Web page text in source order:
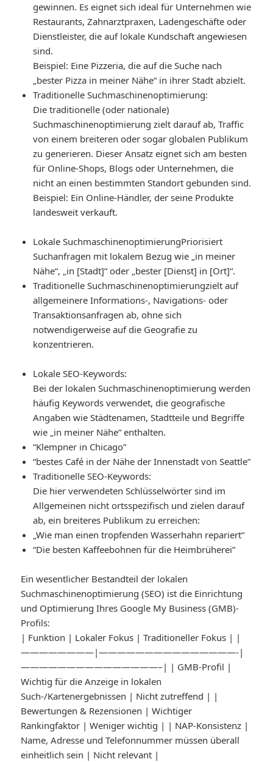
gewinnen. Es eignet sich ideal für Unternehmen wie
Restaurants, Zahnarztpraxen, Ladengeschäfte oder
Dienstleister, die auf lokale Kundschaft angewiesen
sind.
Beispiel: Eine Pizzeria, die auf die Suche nach
„bester Pizza in meiner Nähe“ in ihrer Stadt abzielt.
Traditionelle Suchmaschinenoptimierung:
Die traditionelle (oder nationale)
Suchmaschinenoptimierung zielt darauf ab, Traffic
von einem breiteren oder sogar globalen Publikum
zu generieren. Dieser Ansatz eignet sich am besten
für Online-Shops, Blogs oder Unternehmen, die
nicht an einen bestimmten Standort gebunden sind.
Beispiel: Ein Online-Händler, der seine Produkte
landesweit verkauft.
Lokale SuchmaschinenoptimierungPriorisiert
Suchanfragen mit lokalem Bezug wie „in meiner
Nähe“, „in [Stadt]“ oder „bester [Dienst] in [Ort]“.
Traditionelle Suchmaschinenoptimierungzielt auf
allgemeinere Informations-, Navigations- oder
Transaktionsanfragen ab, ohne sich
notwendigerweise auf die Geografie zu
konzentrieren.
Lokale SEO-Keywords:
Bei der lokalen Suchmaschinenoptimierung werden
häufig Keywords verwendet, die geografische
Angaben wie Städtenamen, Stadtteile und Begriffe
wie „in meiner Nähe“ enthalten.
“Klempner in Chicago”
“bestes Café in der Nähe der Innenstadt von Seattle”
Traditionelle SEO-Keywords:
Die hier verwendeten Schlüsselwörter sind im
Allgemeinen nicht ortsspezifisch und zielen darauf
ab, ein breiteres Publikum zu erreichen:
„Wie man einen tropfenden Wasserhahn repariert“
“Die besten Kaffeebohnen für die Heimbrüherei”
Ein wesentlicher Bestandteil der lokalen
Suchmaschinenoptimierung (SEO) ist die Einrichtung
und Optimierung Ihres Google My Business (GMB)-
Profils:
| Funktion | Lokaler Fokus | Traditioneller Fokus | |
————————|———————————————-|
———————————————–| | GMB-Profil |
Wichtig für die Anzeige in lokalen
Such-/Kartenergebnissen | Nicht zutreffend | |
Bewertungen & Rezensionen | Wichtiger
Rankingfaktor | Weniger wichtig | | NAP-Konsistenz |
Name, Adresse und Telefonnummer müssen überall
einheitlich sein | Nicht relevant |